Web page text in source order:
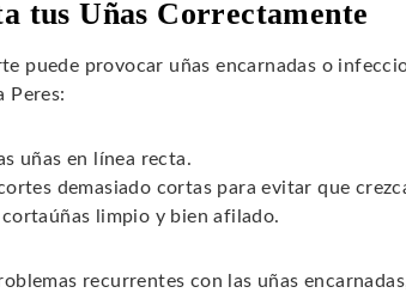
tus Uñas Correctamente
puede provocar uñas encarnadas o
Peres:
uñas en línea recta.
demasiado cortas para evitar que
cortaúñas limpio y bien afilado.
recurrentes con las uñas